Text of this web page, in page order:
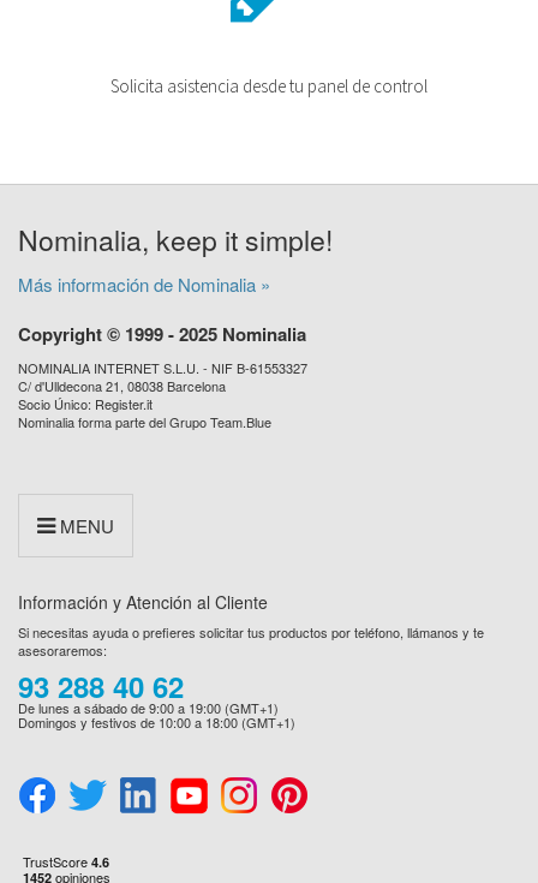
Solicita asistencia desde tu panel de control
Nominalia, keep it simple!
Más información de Nominalia »
Copyright © 1999 - 2025 Nominalia
NOMINALIA INTERNET S.L.U. - NIF B-61553327
C/ d'Ulldecona 21, 08038 Barcelona
Socio Único: Register.it
Nominalia forma parte del Grupo Team.Blue
MENU
Información y Atención al Cliente
Si necesitas ayuda o prefieres solicitar tus productos por teléfono, llámanos y te
asesoraremos:
93 288 40 62
De lunes a sábado de 9:00 a 19:00 (GMT+1)
Domingos y festivos de 10:00 a 18:00 (GMT+1)